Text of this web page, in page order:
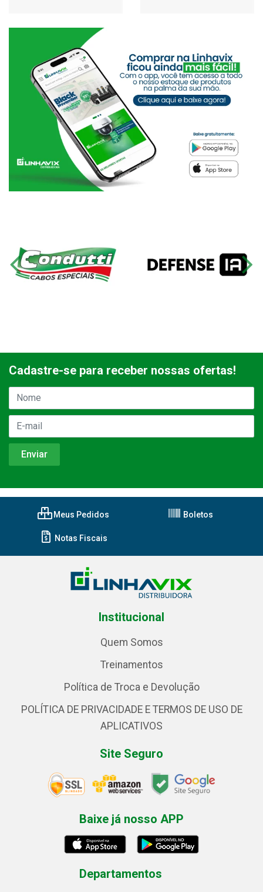
Cadastre-se para receber nossas ofertas!
Meus Pedidos Boletos
Notas Fiscais
Institucional
Quem Somos
Treinamentos
Política de Troca e Devolução
POLÍTICA DE PRIVACIDADE E TERMOS DE USO DE
APLICATIVOS
Site Seguro
Baixe já nosso APP
Departamentos